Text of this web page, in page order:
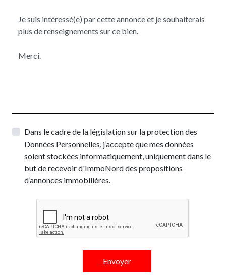
Dans le cadre de la législation sur la protection des
Données Personnelles, j’accepte que mes données
soient stockées informatiquement, uniquement dans le
but de recevoir d'ImmoNord des propositions
d’annonces immobilières.